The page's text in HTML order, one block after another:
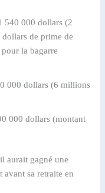
540 000 dollars (2
de prime de
la bagarre
000 dollars (6 millions
000 dollars (montant
aurait gagné une
avant sa retraite en